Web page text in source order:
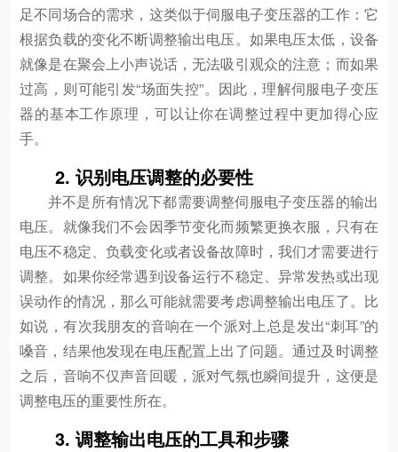
足不同场合的需求，这类似于伺服电子变压器的工作：它
根据负载的变化不断调整输出电压。如果电压太低，设备
就像是在聚会上小声说话，无法吸引观众的注意；而如果
过高，则可能引发“场面失控”。因此，理解伺服电子变压
器的基本工作原理，可以让你在调整过程中更加得心应
手。
2. 识别电压调整的必要性
并不是所有情况下都需要调整伺服电子变压器的输出
电压。就像我们不会因季节变化而频繁更换衣服，只有在
电压不稳定、负载变化或者设备故障时，我们才需要进行
调整。如果你经常遇到设备运行不稳定、异常发热或出现
误动作的情况，那么可能就需要考虑调整输出电压了。比
如说，有次我朋友的音响在一个派对上总是发出“刺耳”的
嗓音，结果他发现在电压配置上出了问题。通过及时调整
之后，音响不仅声音回暖，派对气氛也瞬间提升，这便是
调整电压的重要性所在。
3. 调整输出电压的工具和步骤